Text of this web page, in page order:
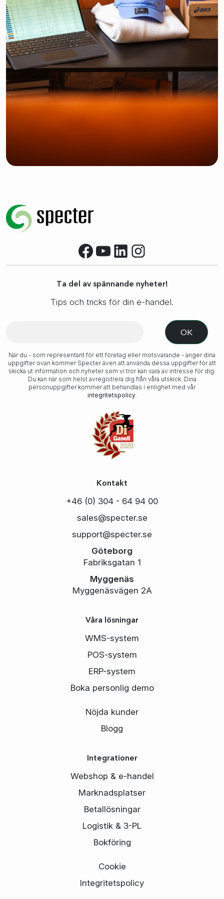
Facebook
YouTube
LinkedIn
Instagram
Ta del av spännande nyheter!
Tips och tricks för din e-handel.
När du - som representant för ett företag eller motsvarande - anger dina
uppgifter ovan kommer Specter även att använda dessa uppgifter för att
skicka ut information och nyheter som vi tror kan vara av intresse för dig.
Du kan när som helst avregistrera dig från våra utskick. Dina
personuppgifter kommer att behandlas i enlighet med vår
integritetspolicy.
Kontakt
+46 (0) 304 - 64 94 00
sales@specter.se
support@specter.se
Göteborg
Fabriksgatan 1
Myggenäs
Myggenäsvägen 2A
Våra lösningar
WMS-system
POS-system
ERP-system
Boka personlig demo
Nöjda kunder
Blogg
Integrationer
Webshop & e-handel
Marknadsplatser
Betallösningar
Logistik & 3-PL
Bokföring
Cookie
Integritetspolicy